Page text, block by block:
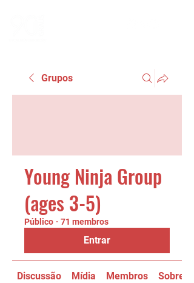
Grupos
Young Ninja Group
(ages 3-5)
Público · 71 membros
Entrar
Discussão Mídia Membros Sobre